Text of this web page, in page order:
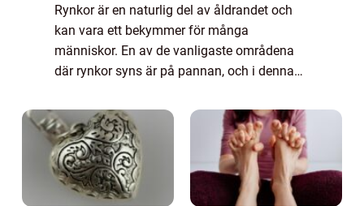
Rynkor är en naturlig del av åldrandet och
kan vara ett bekymmer för många
människor. En av de vanligaste områdena
där rynkor syns är på pannan, och i denna
detalj. Vi kommer att ta en omfattande titt
på ...